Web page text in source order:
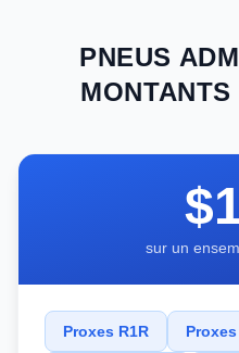
PNEUS
sur un
Proxes R1R